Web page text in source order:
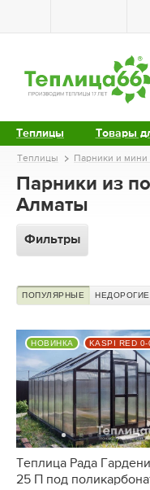
Теплицы Товары
Теплицы Парники и мини
Парники из
Алматы
Фильтры
ПОПУЛЯРНЫЕ НЕДОРОГИЕ
Теплица Рада
25 П под
НОВИНКА KASPI RED 0-